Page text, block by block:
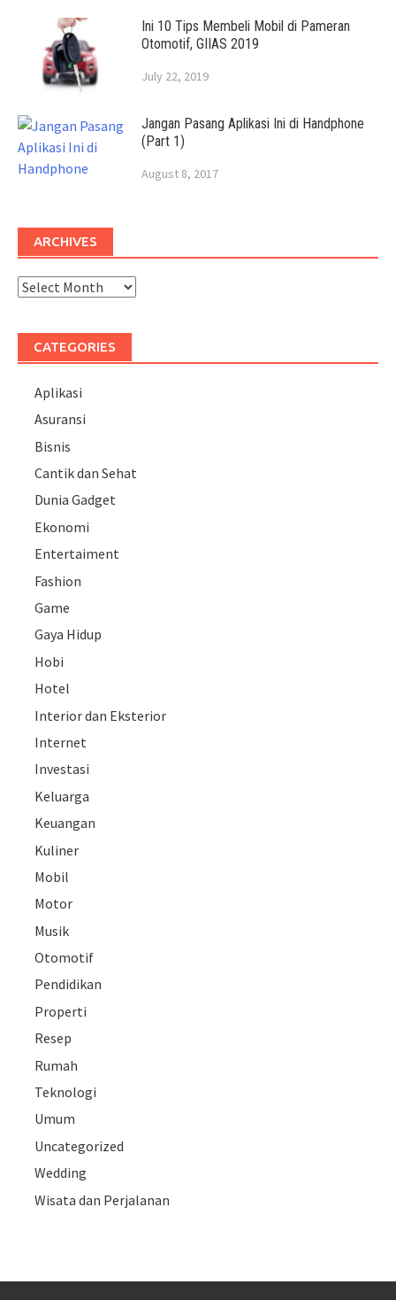
Ini 10 Tips Membeli Mobil di Pameran
Otomotif, GIIAS 2019
July 22, 2019
Jangan Pasang Aplikasi Ini di Handphone
(Part 1)
August 8, 2017
ARCHIVES
Archives
CATEGORIES
Aplikasi
Asuransi
Bisnis
Cantik dan Sehat
Dunia Gadget
Ekonomi
Entertaiment
Fashion
Game
Gaya Hidup
Hobi
Hotel
Interior dan Eksterior
Internet
Investasi
Keluarga
Keuangan
Kuliner
Mobil
Motor
Musik
Otomotif
Pendidikan
Properti
Resep
Rumah
Teknologi
Umum
Uncategorized
Wedding
Wisata dan Perjalanan